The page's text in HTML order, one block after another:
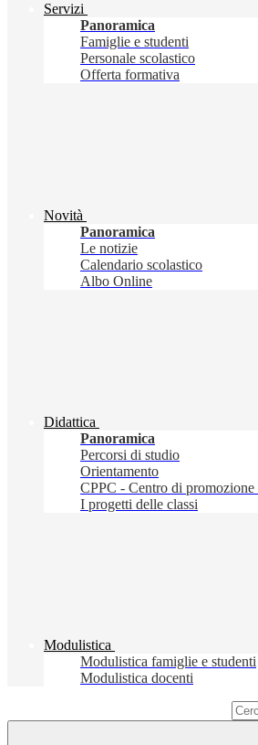
Servizi
Panoramica
Famiglie e studenti
Personale scolastico
Offerta formativa
Novità
Panoramica
Le notizie
Calendario scolastico
Albo Online
Didattica
Panoramica
Percorsi di studio
Orientamento
CPPC - Centro di
I progetti delle classi
Modulistica
Modulistica famiglie e studenti
Modulistica docenti